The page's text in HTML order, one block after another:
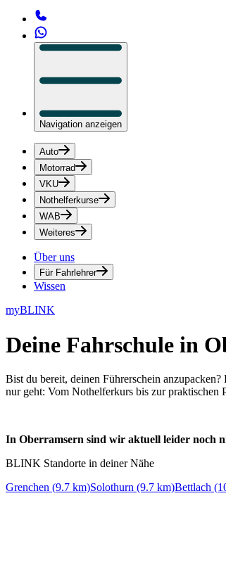
Navigation anzeigen
Auto
Motorrad
VKU
Nothelferkurse
WAB
Weiteres
Über uns
Für Fahrlehrer
Wissen
myBLINK
Deine Fahrschule in
Bist du bereit, deinen Führerschein
nur geht: Vom Nothelferkurs bis zur praktischen
In Oberramsern sind wir aktuell leider noch
BLINK Standorte in deiner Nähe
Grenchen (9.7 km)Solothurn (9.7 km)Bettlach